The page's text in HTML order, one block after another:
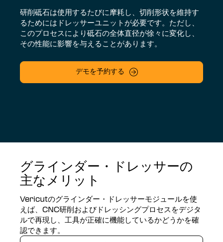
研削砥石は使用するたびに摩耗し、切削形状を維持す
るためにはドレッサーユニットが必要です。ただし、
このプロセスにより砥石の全体直径が徐々に変化し、
その性能に影響を与えることがあります。
デモを予約する
グラインダー・ドレッサーの
主なメリット
Vericutのグラインダー・ドレッサーモジュールを使
えば、CNC研削およびドレッシングプロセスをデジタ
ルで再現し、工具が正確に機能しているかどうかを確
認できます。